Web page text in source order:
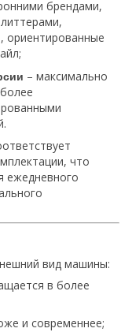
брендами,
ориентированные
– максимально
что
ежедневного
вид машины:
в более
и современнее;